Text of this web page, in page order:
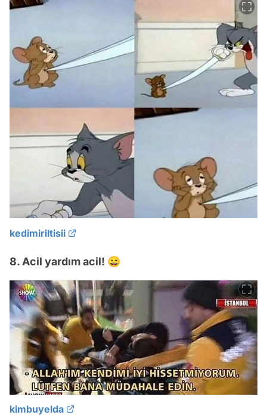
kedimiriltisii
8. Acil yardım acil! 😄
kimbuyelda